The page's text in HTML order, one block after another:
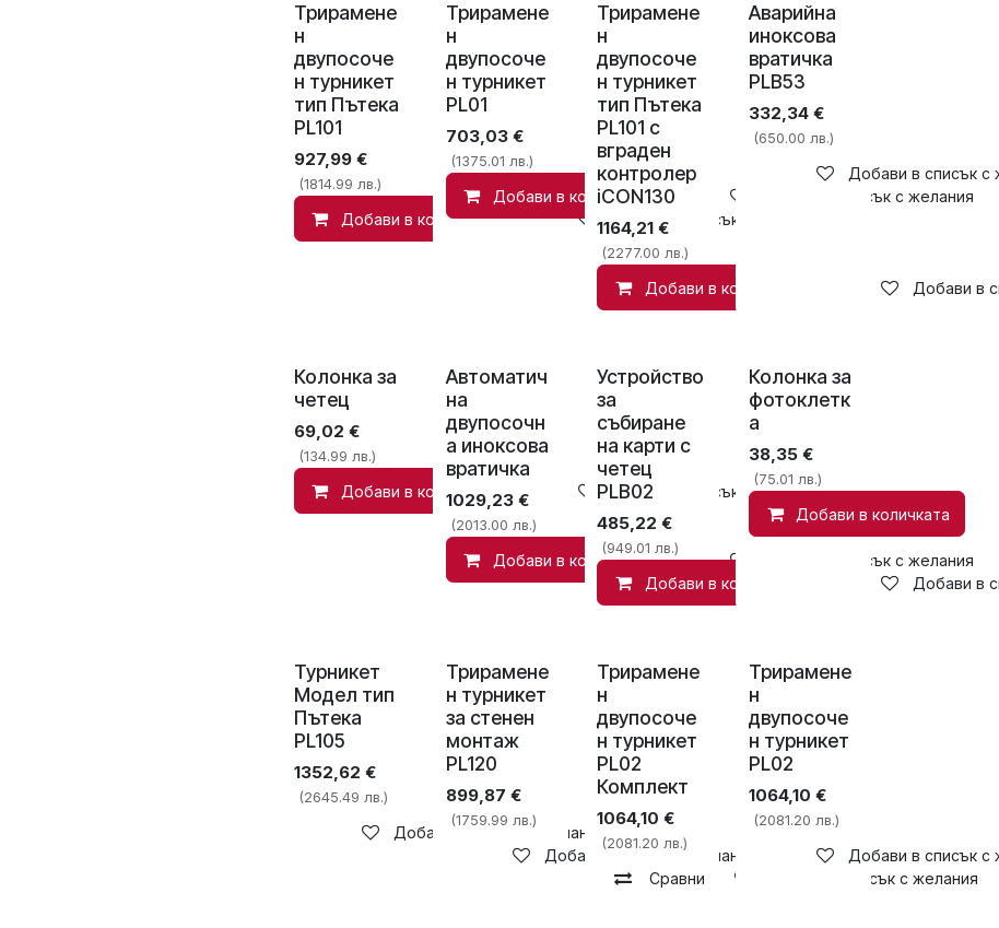
Трирамене
н
двупосоче
н турникет
тип Пътека
PL101
927,99€
(1814.99 лв.)
Добави в количката Добави в списък с желания
Трирамене
н
двупосоче
н турникет
PL01
703,03€
(1375.01 лв.)
Добави в количката Добави в списък с желания
Трирамене
н
двупосоче
н турникет
тип Пътека
PL101 с
вграден
контролер
iCON130
1164,21 €
(2277.00 лв.)
Добави в количката Добави в
Аварийна
иноксова
вратичка
PLB53
332,34 €
(650.00 лв.)
Добави в списък с
Колонка за
четец
69,02 €
(134.99 лв.)
Добави в количката Добави в списък с желания
Автоматич
на
двупосочн
а иноксова
вратичка
1029,23€
(2013.00 лв.)
Добави в количката Добави в списък с желания
Устройство
за
събиране
на карти с
четец
PLB02
485,22 €
(949.01 лв.)
Добави в количката Добави в
Колонка за
фотоклетк
а
38,35 €
(75.01 лв.)
Добави в количката
Турникет
Модел тип
Пътека
PL105
1352,62 €
(2645.49 лв.)
Добави в списък с желания
Трирамене
н турникет
за стенен
монтаж
PL120
899,87 €
(1759.99 лв.)
Добави в списък с желания
Трирамене
н
двупосоче
н турникет
PL02
Комплект
1064,10 €
(2081.20 лв.)
Сравни Добави в списък с желания
Трирамене
н
двупосоче
н турникет
PL02
1064,10 €
(2081.20 лв.)
Добави в списък с